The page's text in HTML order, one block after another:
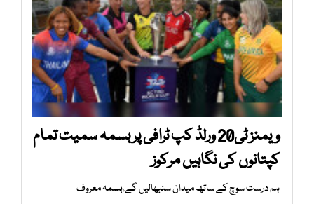
ویمنز ٹی20 ورلڈ کپ ٹرافی پر بسمہ سمیت تمام
کپتانوں کی نگاہیں مرکوز
ہم درست سوچ کے ساتھ میدان سنبھالیں گے،بسمہ معروف